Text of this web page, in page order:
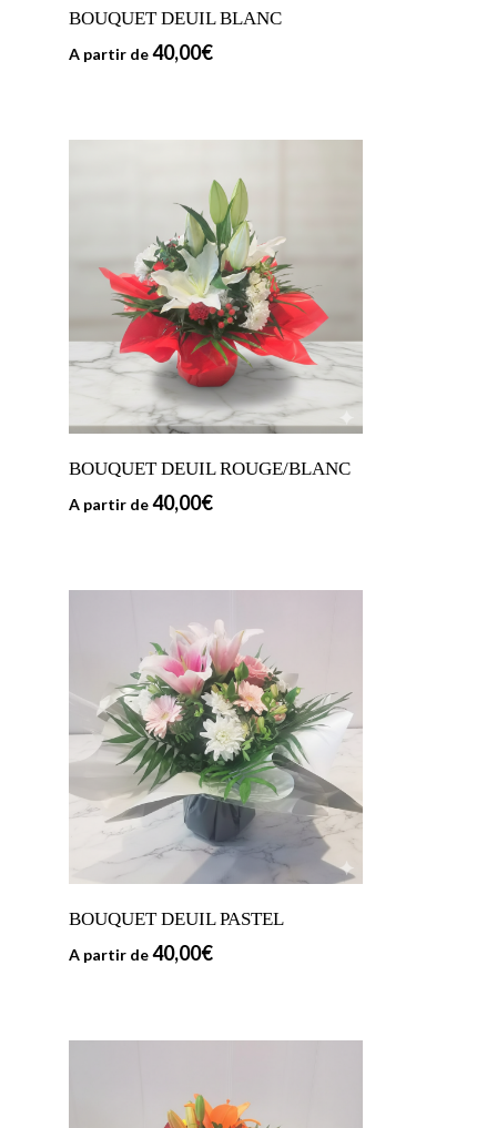
BOUQUET DEUIL BLANC
A partir de 40,00€
BOUQUET DEUIL ROUGE/BLANC
A partir de 40,00€
BOUQUET DEUIL PASTEL
A partir de 40,00€